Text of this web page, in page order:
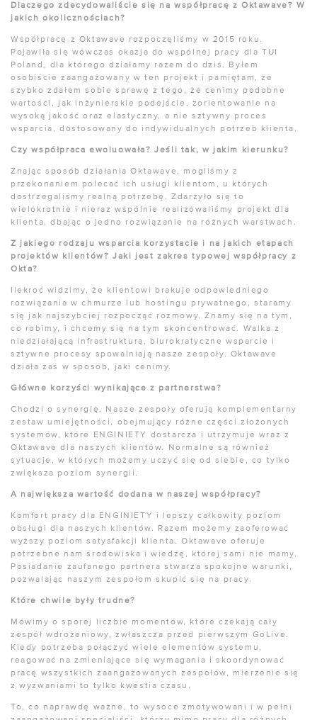
Dlaczego zdecydowaliście się na współpracę z Oktawave? W
jakich okolicznościach?
Współpracę z Oktawave rozpoczęliśmy w 2015 roku.
Pojawiła się wówczas okazja do wspólnej pracy dla TUI
Poland, dla którego działamy razem do dziś. Byłem
osobiście zaangażowany w ten projekt i pamiętam, że
szybko zdałem sobie sprawę z tego, że cenimy podobne
wartości, jak inżynierskie podejście, zorientowanie na
wysoką jakość oraz elastyczny, a nie sztywny proces
wsparcia, dostosowany do indywidualnych potrzeb klienta.
Czy współpraca ewoluowała? Jeśli tak, w jakim kierunku?
Znając sposób działania Oktawave, mogliśmy z
przekonaniem polecać ich usługi klientom, u których
dostrzegaliśmy realną potrzebę. Zdarzyło się to
wielokrotnie i nieraz wspólnie realizowaliśmy projekt dla
klienta, dbając o jedno rozwiązanie na różnych warstwach.
Z jakiego rodzaju wsparcia korzystacie i na jakich etapach
projektów klientów? Jaki jest zakres typowej współpracy z
Okta?
Ilekroć widzimy, że klientowi brakuje odpowiedniego
rozwiązania w chmurze lub hostingu prywatnego, staramy
się jak najszybciej rozpocząć rozmowy. Znamy się na tym,
co robimy, i chcemy się na tym skoncentrować. Walka z
niedziałającą infrastrukturą, biurokratyczne wsparcie i
sztywne procesy spowalniają nasze zespoły. Oktawave
działa zaś w sposób, jaki cenimy.
Główne korzyści wynikające z partnerstwa?
Chodzi o synergię. Nasze zespoły oferują komplementarny
zestaw umiejętności, obejmujący różne części złożonych
systemów, które ENGINIETY dostarcza i utrzymuje wraz z
Oktawave dla naszych klientów. Normalne są również
sytuacje, w których możemy uczyć się od siebie, co tylko
zwiększa poziom synergii.
A największa wartość dodana w naszej współpracy?
Komfort pracy dla ENGINIETY i lepszy całkowity poziom
obsługi dla naszych klientów. Razem możemy zaoferować
wyższy poziom satysfakcji klienta. Oktawave oferuje
potrzebne nam środowiska i wiedzę, której sami nie mamy.
Posiadanie zaufanego partnera stwarza spokojne warunki,
pozwalając naszym zespołom skupić się na pracy.
Które chwile były trudne?
Mówimy o sporej liczbie momentów, które czekają cały
zespół wdrożeniowy, zwłaszcza przed pierwszym GoLive.
Kiedy potrzeba połączyć wiele elementów systemu,
reagować na zmieniające się wymagania i skoordynować
pracę wszystkich zaangażowanych zespołów, mierzenie się
z wyzwaniami to tylko kwestia czasu.
To, co naprawdę ważne, to wysoce zmotywowani i w pełni